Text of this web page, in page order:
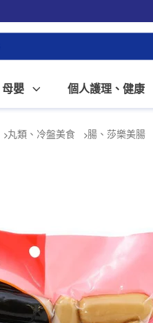
母嬰 個人護理、健康
丸類、冷盤美食 腸、莎樂美腸